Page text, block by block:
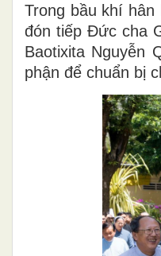
Trong bầu khí
đón tiếp Đức cha
Baotixita Nguyễn
phận để chuẩn bị